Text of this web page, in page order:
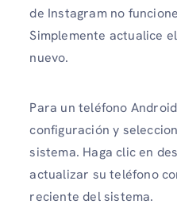
de Instagram no
Simplemente actualice
nuevo.
Para un teléfono
configuración y
sistema. Haga clic en
actualizar su teléfono
reciente del sistema.